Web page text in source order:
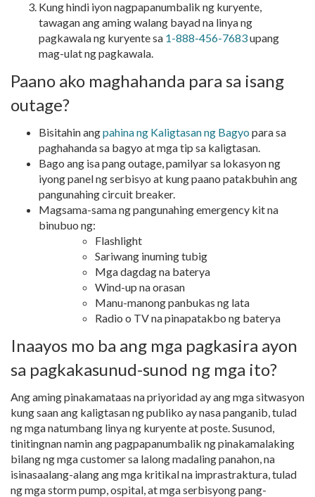
Kung hindi iyon nagpapanumbalik ng kuryente,
tawagan ang aming walang bayad na linya ng
pagkawala ng kuryente sa 1-888-456-7683upang
mag-ulat ng pagkawala.
Paano ako maghahanda para sa isang
outage?
Bisitahin angpahina ng Kaligtasan ng Bagyo para sa
paghahanda sa bagyo at mga tip sa kaligtasan.
Bago ang isa pang outage, pamilyar sa lokasyon ng
iyong panel ng serbisyo at kung paano patakbuhin ang
pangunahing circuit breaker.
Magsama-sama ng pangunahing emergency kit na
binubuo ng:
Flashlight
Sariwang inuming tubig
Mga dagdag na baterya
Wind-up na orasan
Manu-manong panbukas ng lata
Radio o TV na pinapatakbo ng baterya
Inaayos mo ba ang mga pagkasira ayon
sa pagkakasunud-sunod ng mga ito?
Ang aming pinakamataas na priyoridad ay ang mga sitwasyon
kung saan ang kaligtasan ng publiko ay nasa panganib, tulad
ng mga natumbang linya ng kuryente at poste. Susunod,
tinitingnan namin ang pagpapanumbalik ng pinakamalaking
bilang ng mga customer sa lalong madaling panahon, na
isinasaalang-alang ang mga kritikal na imprastraktura, tulad
ng mga storm pump, ospital, at mga serbisyong pang-